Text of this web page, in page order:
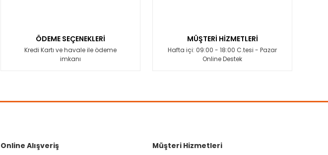
ÖDEME SEÇENEKLERİ
Kredi Kartı ve havale ile ödeme
imkanı
MÜŞTERİ HİZMETLERİ
Hafta içi: 09:00 - 18:00 C.tesi - Pazar
Online Destek
Online Alışveriş Müşteri Hizmetleri